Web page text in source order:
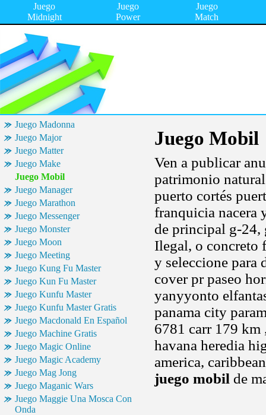
Juego
Midnight
Juego
Power
Juego
Match
Juego Madonna
Juego Major
Juego Matter
Juego Make
Juego Mobil
Juego Manager
Juego Marathon
Juego Messenger
Juego Monster
Juego Moon
Juego Meeting
Juego Kung Fu Master
Juego Kun Fu Master
Juego Kunfu Master
Juego Kunfu Master Gratis
Juego Macdonald En Español
Juego Machine Gratis
Juego Magic Online
Juego Magic Academy
Juego Mag Jong
Juego Maganic Wars
Juego Maggie Una Mosca Con
Onda
Juego Mobil
Ven a publicar
patrimonio
puerto cortés
franquicia nacera
de principal g-24,
Ilegal, o concreto
y seleccione para
cover pr paseo
yanyyonto
panama city
6781 carr 179 km
havana heredia
america,
juego mobil de